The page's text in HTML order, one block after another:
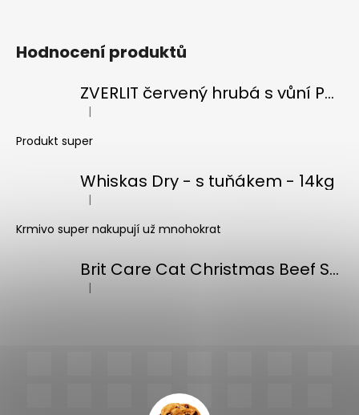
Hodnocení produktů
ZVERLIT červený hrubá s vůní Podestýlka kočka 10kg
Hodnocení produktu je 5 z 5 hvězdiček.
|
Produkt super
Whiskas Dry - s tuňákem - 14kg
Hodnocení produktu je 5 z 5 hvězdiček.
|
Krmivo super nakupují už mnohokrat
Brit Care Cat Christmas Beef Soup 75g
Hodnocení produktu je 5 z 5 hvězdiček.
|